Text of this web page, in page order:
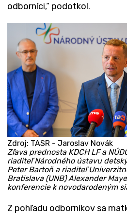
odborníci,“ podotkol.
Zdroj: TASR - Jaroslav Novák
Zľava prednosta KDCH LF a
riaditeľ Národného ústavu
Peter Bartoň a riaditeľ
Bratislava (UNB) Alexander
konferencie k novodarodeným
Z pohľadu odborníkov sa